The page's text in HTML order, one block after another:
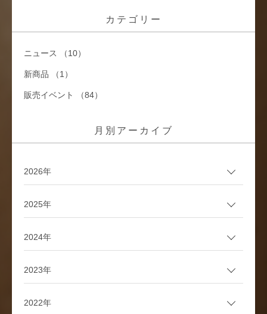
カテゴリー
ニュース （10）
新商品 （1）
販売イベント （84）
月別アーカイブ
2026年
2025年
2024年
2023年
2022年